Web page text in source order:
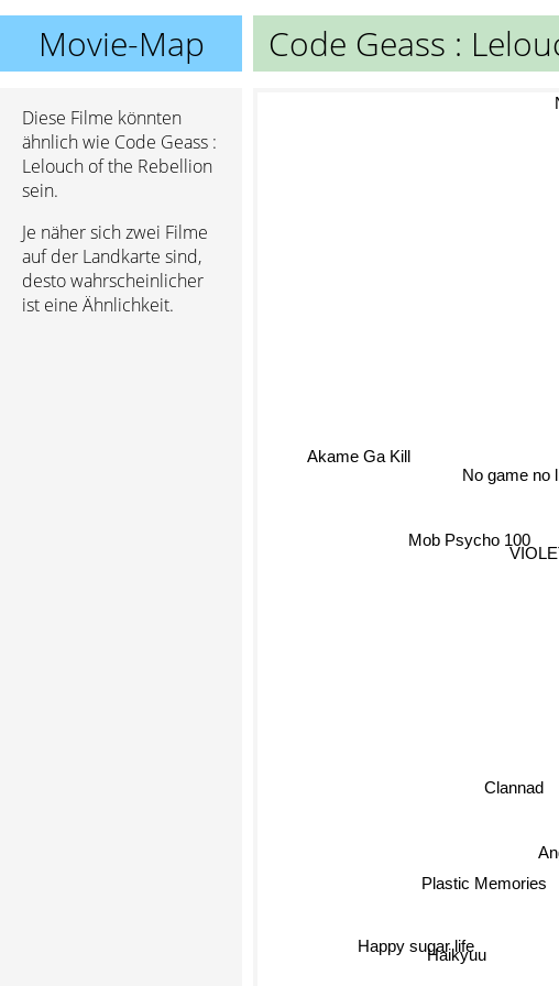
Movie-Map Code Geass :
Diese Filme könnten
ähnlich wie Code Geass :
Lelouch of the Rebellion
sein.
Je näher sich zwei Filme
auf der Landkarte sind,
desto wahrscheinlicher
ist eine Ähnlichkeit.
No game no
Akame Ga Kill
Happy sugar life
Clannad
Haikyuu
Plastic Memories